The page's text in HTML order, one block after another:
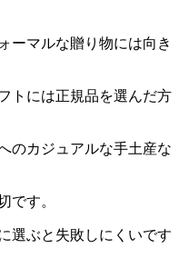
ーマルな贈り物には向き
トには正規品を選んだ方
のカジュアルな手土産な
です。
選ぶと失敗しにくいです